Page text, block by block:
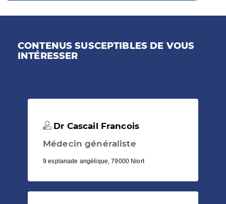
CONTENUS SUSCEPTIBLES DE VOUS
INTÉRESSER
Dr Cascail Francois
Médecin généraliste
9 esplanade angélique, 79000 Niort